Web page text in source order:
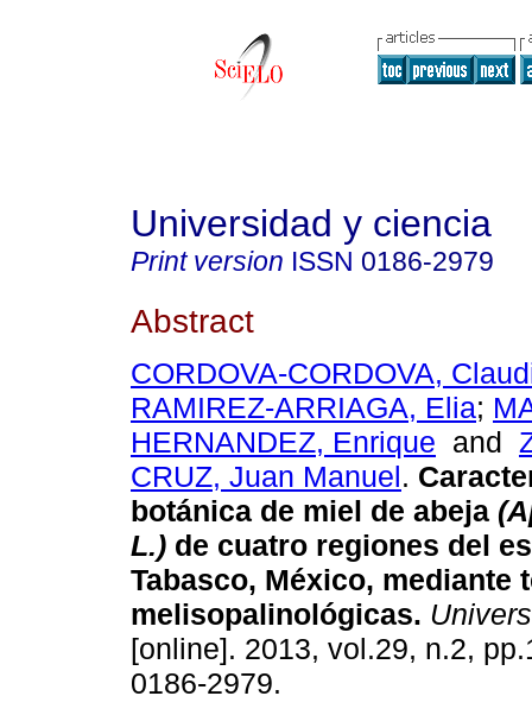
Universidad y ciencia
Print version ISSN 0186-2979
Abstract
CORDOVA-CORDOVA,
RAMIREZ-ARRIAGA, Elia;
HERNANDEZ, Enrique and
CRUZ, Juan Manuel.
botánica de miel de abeja
L.) de cuatro regiones del
Tabasco, México, mediante
melisopalinológicas.
[online]. 2013, vol.29, n.2,
0186-2979.